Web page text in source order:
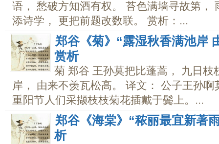
语， 愁破方知酒有权。 苔色满墙寻故第，
添诗学， 更把前题改数联。 赏析：...
郑谷《菊》“露湿秋香满池岸
赏析
菊 郑谷 王孙莫把比蓬蒿， 九日枝
岸， 由来不羡瓦松高。 译文： 公子王孙
重阳节人们采撷枝枝菊花插戴于鬓上。...
郑谷《海棠》“秾丽最宜新著
析